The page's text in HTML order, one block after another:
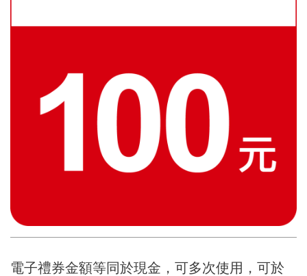
電子禮券金額等同於現金，可多次使用，可於